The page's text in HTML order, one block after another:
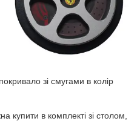
зі смугами в колір
в комплекті зі столом,